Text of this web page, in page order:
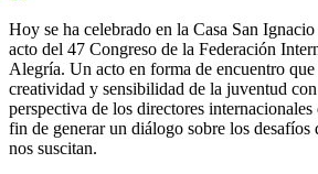
Hoy se ha celebrado en la Casa San
acto del 47 Congreso de la Federación
Alegría. Un acto en forma de encuentro que
creatividad y sensibilidad de la juventud
perspectiva de los directores
fin de generar un diálogo sobre los desafíos
nos suscitan.